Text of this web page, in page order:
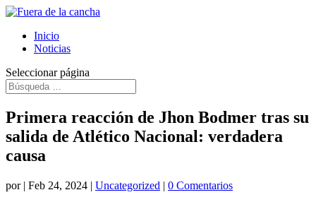
Inicio
Noticias
Seleccionar página
Primera reacción de Jhon Bodmer tras su
salida de Atlético Nacional: verdadera
causa
por | Feb 24, 2024 | Uncategorized | 0 Comentarios